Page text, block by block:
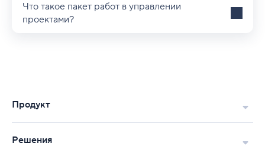
Что такое пакет работ в управлении
проектами?
Продукт
Решения